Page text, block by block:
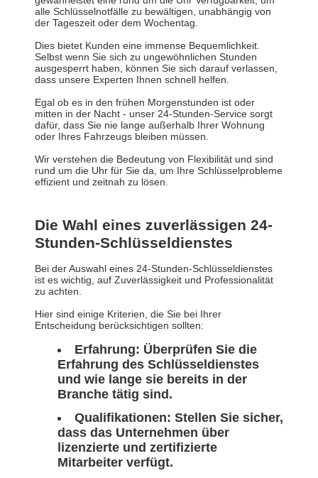
alle Schlüsselnotfälle zu bewältigen, unabhängig von
der Tageszeit oder dem Wochentag.
Dies bietet Kunden eine immense Bequemlichkeit.
Selbst wenn Sie sich zu ungewöhnlichen Stunden
ausgesperrt haben, können Sie sich darauf verlassen,
dass unsere Experten Ihnen schnell helfen.
Egal ob es in den frühen Morgenstunden ist oder
mitten in der Nacht - unser 24-Stunden-Service sorgt
dafür, dass Sie nie lange außerhalb Ihrer Wohnung
oder Ihres Fahrzeugs bleiben müssen.
Wir verstehen die Bedeutung von Flexibilität und sind
rund um die Uhr für Sie da, um Ihre Schlüsselprobleme
effizient und zeitnah zu lösen.
Die Wahl eines zuverlässigen 24-
Stunden-Schlüsseldienstes
Bei der Auswahl eines 24-Stunden-Schlüsseldienstes
ist es wichtig, auf Zuverlässigkeit und Professionalität
zu achten.
Hier sind einige Kriterien, die Sie bei Ihrer
Entscheidung berücksichtigen sollten:
Erfahrung: Überprüfen Sie die
Erfahrung des Schlüsseldienstes
und wie lange sie bereits in der
Branche tätig sind.
Qualifikationen: Stellen Sie sicher,
dass das Unternehmen über
lizenzierte und zertifizierte
Mitarbeiter verfügt.